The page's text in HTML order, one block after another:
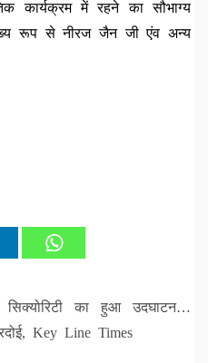
कार्यक्रम में रहने का सौभाग्य
रूप से नीरज जैन जी एंव अन्य
का हुआ उदघाटन…
Key Line Times